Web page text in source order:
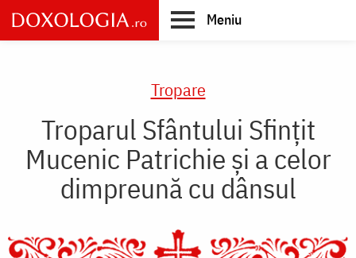
Skip
to
main
Meniu
Tropare
Troparul Sfântului Sfinţit
Mucenic Patrichie şi a celor
dimpreună cu dânsul